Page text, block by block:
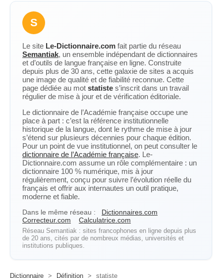
S
Le site Le-Dictionnaire.com fait partie du réseau
Semantiak, un ensemble indépendant de dictionnaires
et d’outils de langue française en ligne. Construite
depuis plus de 30 ans, cette galaxie de sites a acquis
une image de qualité et de fiabilité reconnue. Cette
page dédiée au mot statiste s’inscrit dans un travail
régulier de mise à jour et de vérification éditoriale.
Le dictionnaire de l’Académie française occupe une
place à part : c’est la référence institutionnelle
historique de la langue, dont le rythme de mise à jour
s’étend sur plusieurs décennies pour chaque édition.
Pour un point de vue institutionnel, on peut consulter le
dictionnaire de l’Académie française. Le-
Dictionnaire.com assume un rôle complémentaire : un
dictionnaire 100 % numérique, mis à jour
régulièrement, conçu pour suivre l’évolution réelle du
français et offrir aux internautes un outil pratique,
moderne et fiable.
Dans le même réseau :
Dictionnaires.com
Correcteur.com
Calculatrice.com
Réseau Semantiak : sites francophones en ligne depuis plus
de 20 ans, cités par de nombreux médias, universités et
institutions publiques.
Dictionnaire > Définition > statiste